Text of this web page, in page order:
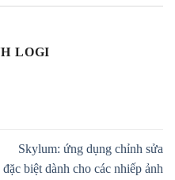
LOGI
Skylum: ứng dụng chỉnh sửa
đặc biệt dành cho các nhiếp ảnh